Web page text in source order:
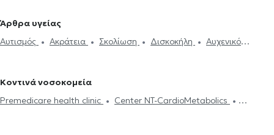
στον Βύρωνα
Χολαργό
Φυσικοθεραπευτές στο Κουκάκι
Φυσικοθεραπευτές
Φυσικοθεραπευτές στο Χαλάνδρι
Φυσικοθεραπευτές στον Κολωνό
Εγκεφαλικό επεισόδιο
Επικονδυλίτιδα
Οστεοαρθρίτιδα Σκολίωση
Σύνδρομο
Άρθρα υγείας
Αυτισμός
Ακράτεια Σκολίωση Δισκοκήλη
Αυχενικό
Κοντινά νοσοκομεία
Premedicare health clinic
Center NT-CardioMetabolics